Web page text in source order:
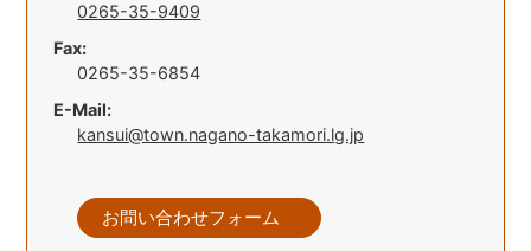
0265-35-9409
Fax:
0265-35-6854
E-Mail:
kansui@town.nagano-takamori.lg.jp
お問い合わせフォーム